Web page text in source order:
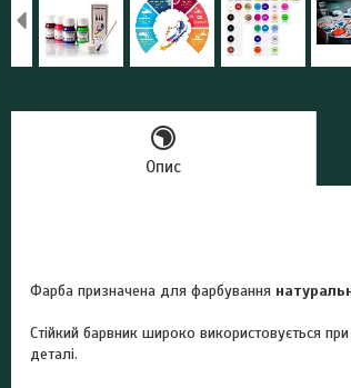
Опис
Фарба призначена для фарбування
Стійкий барвник широко використовується при
деталі.